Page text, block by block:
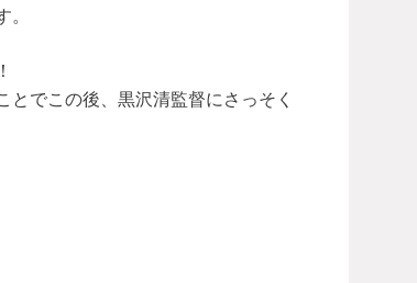
でこの後、黒沢清監督にさっそく